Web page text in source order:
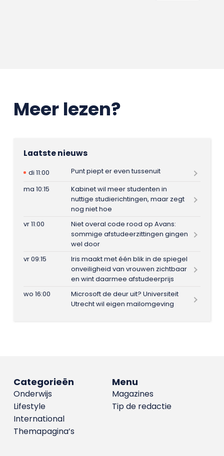
Meer lezen?
Laatste nieuws
di 11:00
Punt piept er even tussenuit
ma 10:15
Kabinet wil meer studenten in
nuttige studierichtingen, maar zegt
nog niet hoe
vr 11:00
Niet overal code rood op Avans:
sommige afstudeerzittingen gingen
wel door
vr 09:15
Iris maakt met één blik in de spiegel
onveiligheid van vrouwen zichtbaar
en wint daarmee afstudeerprijs
wo 16:00
Microsoft de deur uit? Universiteit
Utrecht wil eigen mailomgeving
Menu
Magazines
Tip de redactie
Categorieën
Onderwijs
Lifestyle
International
Themapagina’s